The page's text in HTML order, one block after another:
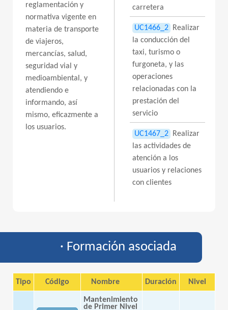
reglamentación y
normativa vigente en
materia de transporte
de viajeros,
mercancías, salud,
seguridad vial y
medioambiental, y
atendiendo e
informando, así
mismo, eficazmente a
los usuarios.
carretera
UC1466_2
Realizar
la conducción del
taxi, turismo o
furgoneta, y las
operaciones
relacionadas con la
prestación del
servicio
UC1467_2
Realizar
las actividades de
atención a los
usuarios y relaciones
con clientes
· Formación asociada
Tipo Código Nombre Duración Nivel
Mantenimiento
de Primer Nivel